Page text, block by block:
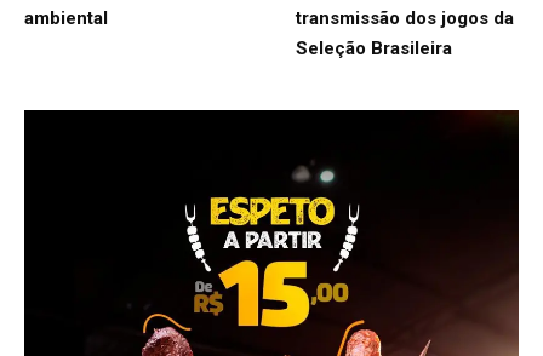
ambiental
transmissão dos jogos da
Seleção Brasileira